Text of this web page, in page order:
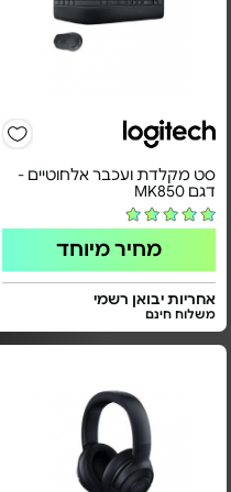
סט מקלדת ועכבר אלחוטיים -
דגם MK850
מחיר מיוחד
אחריות יבואן רשמי
משלוח חינם